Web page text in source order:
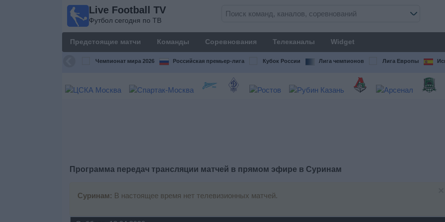
Live Football TV
Футбол сегодня по ТВ
Предстоящие матчи Команды Соревнования Телеканалы Widget
Чемпионат мира 2026 Российская премьер-лига Кубок России Лига чемпионов Лига Европы
Программа передач трансляции матчей в прямом эфире в Суринам
Суринам: В настоящее время нет телевизионных матчей.